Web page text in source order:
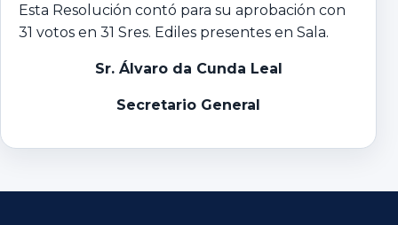
Esta Resolución contó para su aprobación con
31 votos en 31 Sres. Ediles presentes en Sala.
Sr. Álvaro da Cunda Leal
Secretario General